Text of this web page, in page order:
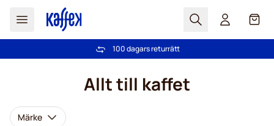
Sök Cart
Fri frakt över 499 kr
100 dagars returrätt
Allt till kaffet
Märke